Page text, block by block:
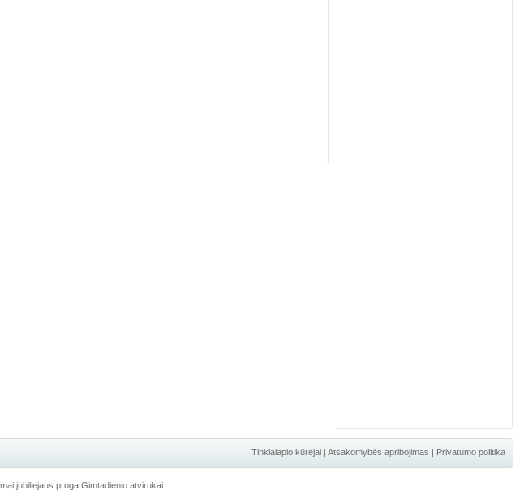
Tinklalapio kūrėjai| Atsakomybės apribojimas | Privatumo politika
jubiliejaus proga Gimtadienio atvirukai